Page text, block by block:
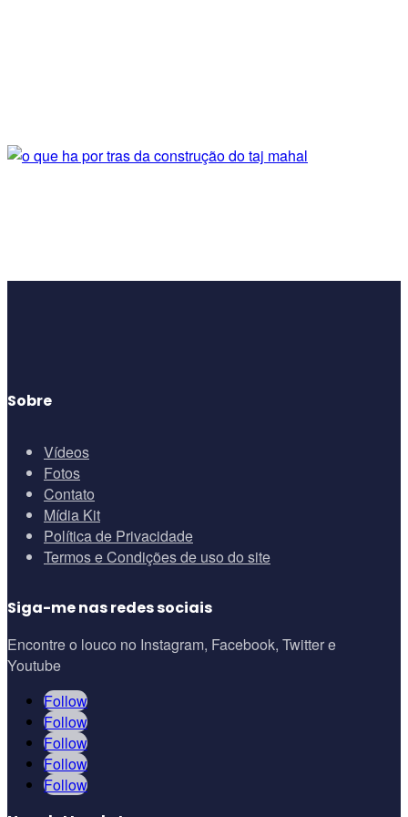
Sobre
Vídeos
Fotos
Contato
Mídia Kit
Política de Privacidade
Termos e Condições de uso do site
Siga-me nas redes sociais
Encontre o louco no Instagram, Facebook, Twitter e
Youtube
Follow
Follow
Follow
Follow
Follow